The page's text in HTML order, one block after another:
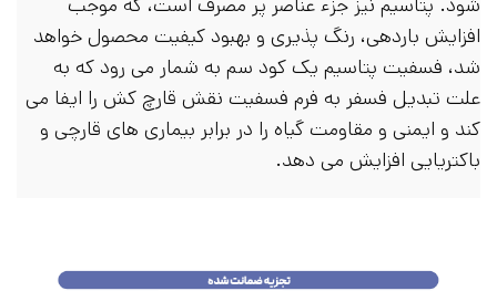
افزایش باردهی، رنگ پذیری و بهبود کیفیت محصول خواهد
شد، فسفیت پتاسیم یک کود سم به شمار می رود که به
علت تبدیل فسفر به فرم فسفیت نقش قارچ کش را ایفا می
کند و ایمنی و مقاومت گیاه را در برابر بیماری های قارچی و
باکتریایی افزایش می دهد.